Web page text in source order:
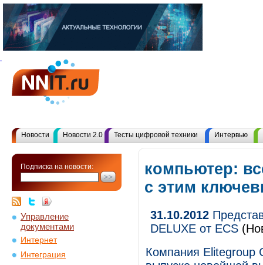
Новости Новости 2.0 Тесты цифровой техники Интервью
Подписка на новости:
Управление
документами
Интернет
Интеграция
компьютер:
с этим
31.10.2012
DELUXE от ECS
Компания Elitegroup